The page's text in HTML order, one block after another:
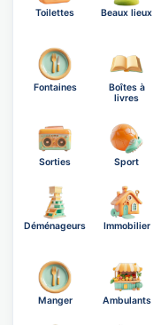
Toilettes Beaux lieux
Fontaines
Boîtes à
livres
Sorties Sport
Déménageurs Immobilier
Manger Ambulants